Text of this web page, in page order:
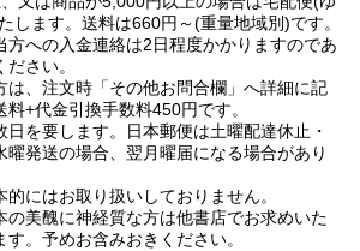
します。送料は660円～(重量地域別)です。
への入金連絡は2日程度かかりますのであ
さい。
、注文時「その他お問合欄」へ詳細に記
+代金引換手数料450円です。
を要します。日本郵便は土曜配達休止・
曜発送の場合、翌月曜届になる場合があり
にはお取り扱いしておりません。
美醜に神経質な方は他書店でお求めいた
。予めお含みおきください。